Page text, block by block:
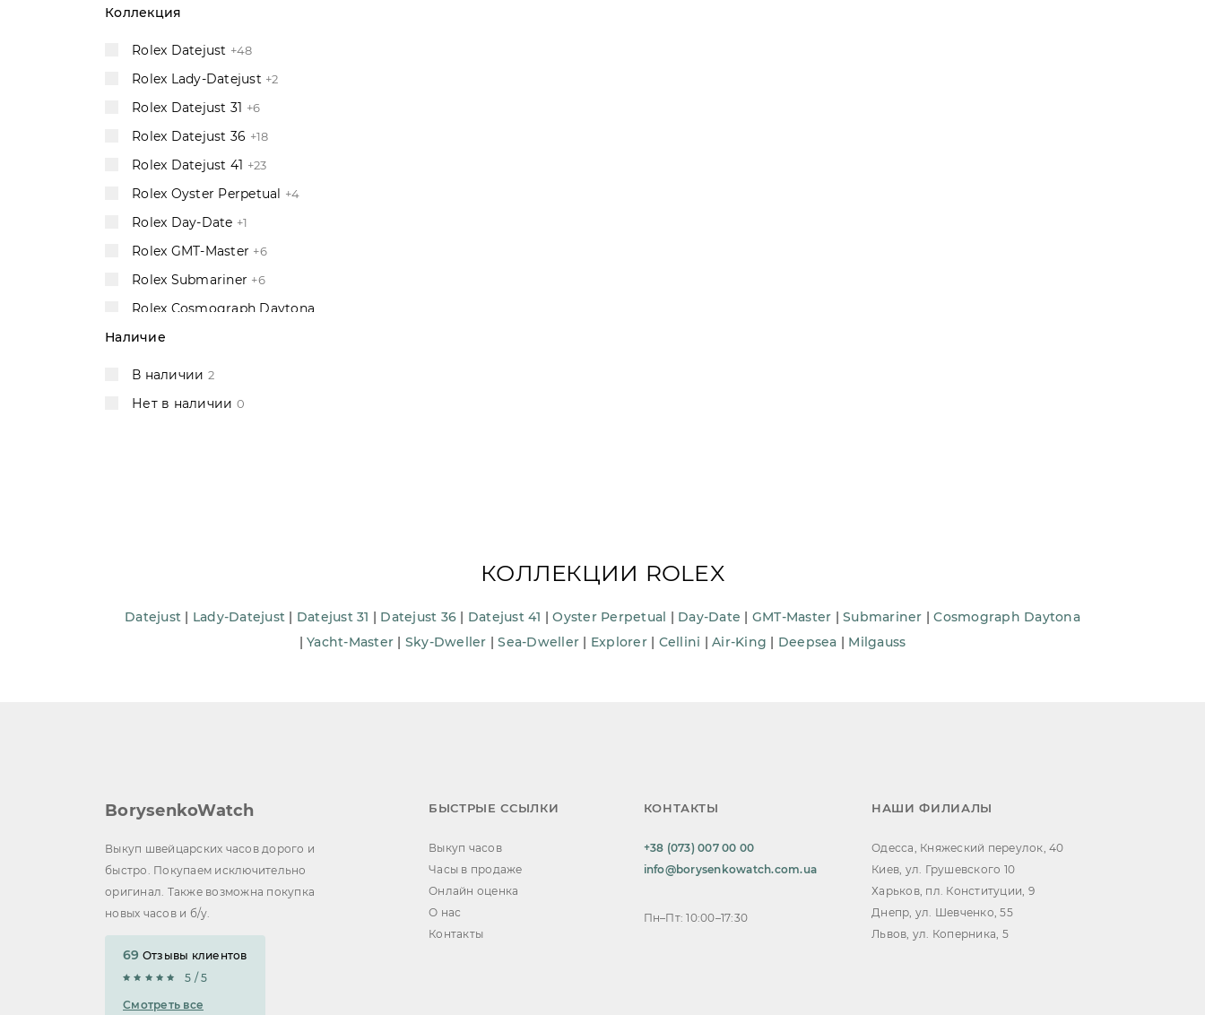
Коллекция
Rolex Datejust +48
Rolex Lady-Datejust +2
Rolex Datejust 31 +6
Rolex Datejust 36 +18
Rolex Datejust 41 +23
Rolex Oyster Perpetual +4
Rolex Day-Date +1
Rolex GMT-Master +6
Rolex Submariner +6
Rolex Cosmograph Daytona
Rolex Sky-Dweller
Rolex Sea-Dweller
Omega Speedmaster +5
Hublot Big Bang +12
Ulysse Nardin Marine Diver
Наличие
В наличии 2
Нет в наличии 0
КОЛЛЕКЦИИ ROLEX
Datejust | Lady-Datejust | Datejust 31 | Datejust 36 | Datejust 41 |Oyster Perpetual | Day-Date | GMT-Master |Submariner |Cosmograph Daytona
|Yacht-Master | Sky-Dweller |Sea-Dweller | Explorer| Cellini |Air-King | Deepsea | Milgauss
BorysenkoWatch
Выкуп швейцарских часов дорого и
быстро. Покупаем исключительно
оригинал. Также возможна покупка
новых часов и б/у.
69 Отзывы клиентов
5 / 5
Смотреть все
БЫСТРЫЕ ССЫЛКИ
Выкуп часов
Часы в продаже
Онлайн оценка
О нас
Контакты
КОНТАКТЫ
+38 (073) 007 00 00
info@borysenkowatch.com.ua
Пн–Пт: 10:00–17:30
НАШИ ФИЛИАЛЫ
Одесса, Княжеский переулок, 40
Киев, ул. Грушевского 10
Харьков, пл. Конституции, 9
Днепр, ул. Шевченко, 55
Львов, ул. Коперника, 5